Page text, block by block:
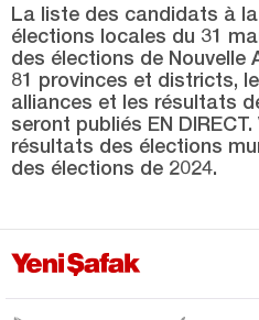
KARESİ
KEPSUT
MANYAS
MARMARA
SAVAŞTEPE
SUSURLUK
Bartın
La liste des candidats à
élections locales du 31
des élections de Nouvelle
81 provinces et districts,
alliances et les résultats
seront publiés EN
résultats des élections
des élections de 2024.